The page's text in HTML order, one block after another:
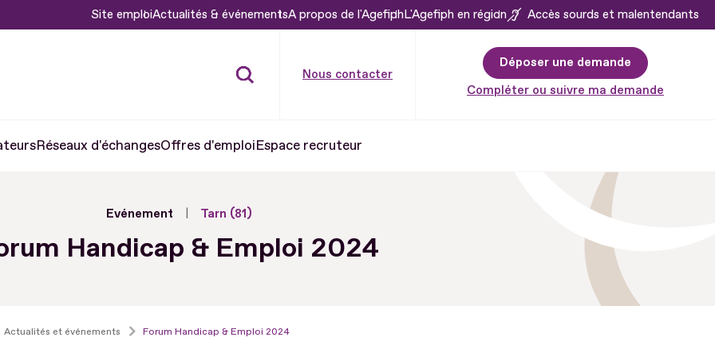
Site emploiActualités & événementsA propos de l'AgefiphL'Agefiph en région Accès sourds et malentendants
Nous contacter
Déposer une demande
Compléter ou suivre ma demande
Réseaux d'échangesOffres d'emploiEspace recruteur
Evénement Tarn (81)
Handicap & Emploi 2024
Actualités et événements Forum Handicap & Emploi 2024